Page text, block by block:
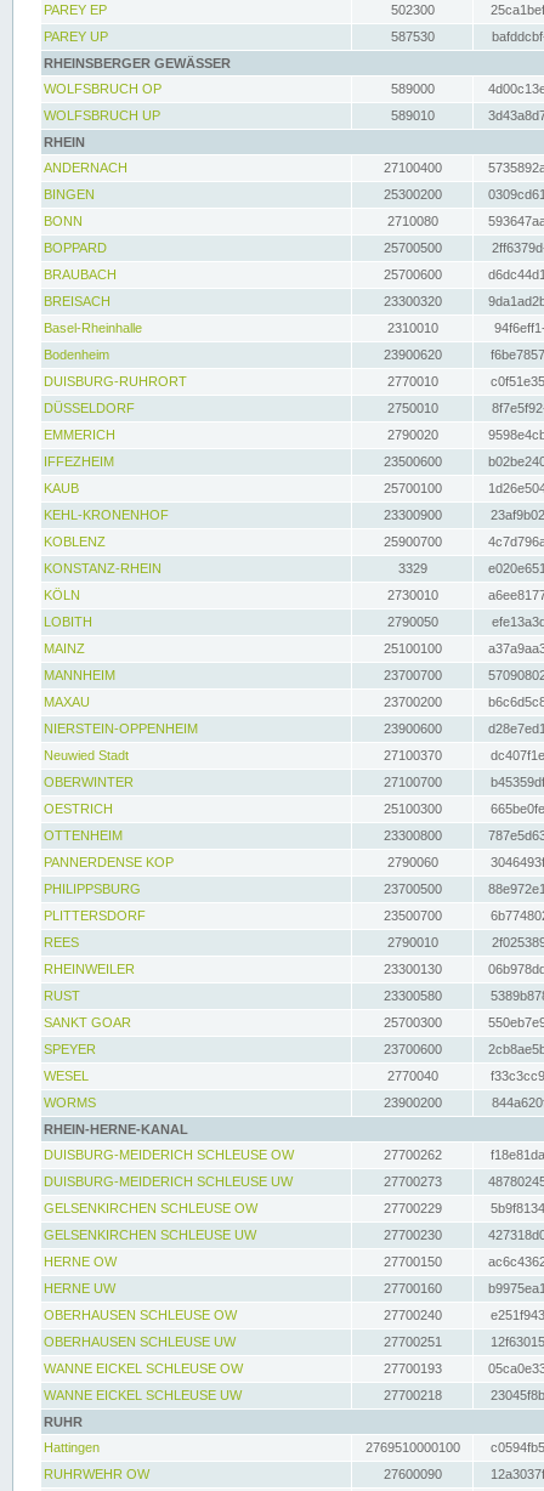
PAREY EP
502300
PAREY UP
587530
RHEINSBERGER GEWÄSSER
WOLFSBRUCH OP
589000
WOLFSBRUCH UP
589010
RHEIN
ANDERNACH
27100400
BINGEN
25300200
BONN
2710080
BOPPARD
25700500
BRAUBACH
25700600
BREISACH
23300320
Basel-Rheinhalle
2310010
Bodenheim
23900620
DUISBURG-RUHRORT
2770010
DÜSSELDORF
2750010
EMMERICH
2790020
IFFEZHEIM
23500600
KAUB
25700100
KEHL-KRONENHOF
23300900
KOBLENZ
25900700
KONSTANZ-RHEIN
3329
KÖLN
2730010
LOBITH
2790050
MAINZ
25100100
MANNHEIM
23700700
MAXAU
23700200
NIERSTEIN-OPPENHEIM
23900600
Neuwied Stadt
27100370
OBERWINTER
27100700
OESTRICH
25100300
OTTENHEIM
23300800
PANNERDENSE KOP
2790060
PHILIPPSBURG
23700500
PLITTERSDORF
23500700
REES
2790010
RHEINWEILER
23300130
RUST
23300580
SANKT GOAR
25700300
SPEYER
23700600
WESEL
2770040
WORMS
23900200
RHEIN-HERNE-KANAL
DUISBURG-MEIDERICH SCHLEUSE OW
27700262
DUISBURG-MEIDERICH SCHLEUSE UW
27700273
GELSENKIRCHEN SCHLEUSE OW
27700229
GELSENKIRCHEN SCHLEUSE UW
27700230
HERNE OW
27700150
HERNE UW
27700160
OBERHAUSEN SCHLEUSE OW
27700240
OBERHAUSEN SCHLEUSE UW
27700251
WANNE EICKEL SCHLEUSE OW
27700193
WANNE EICKEL SCHLEUSE UW
27700218
RUHR
Hattingen
2769510000100
RUHRWEHR OW
27600090